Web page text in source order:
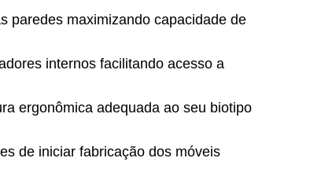
paredes maximizando capacidade de
internos facilitando acesso a
ergonômica adequada ao seu biotipo
de iniciar fabricação dos móveis